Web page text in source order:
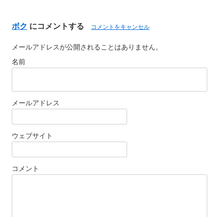
ボク にコメントする コメントをキャンセル
メールアドレスが公開されることはありません。
名前
メールアドレス
ウェブサイト
コメント